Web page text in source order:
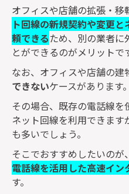
オフィスや店舗の拡張・移
ト回線の新規契約や変更
頼できるため、別の業者に
とができるのがメリットで
なお、オフィスや店舗の建
できないケースがあります。
その場合、既存の電話線を
ネット回線を利用できま
も多いでしょう。
そこでおすすめしたいの
電話線を活用した高速イン
す。